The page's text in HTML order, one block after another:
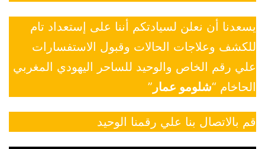
يسعدنا أن نعلن لسيادتكم أننا على إستعداد تام
للكشف وعلاجات الحالات وقبول الاستفسارات
علي رقم الخاص والوحيد للساحر اليهودي المغربي
الحاخام “شلومو عمار ”
قم بالاتصال بنا علي رقمنا الوحيد